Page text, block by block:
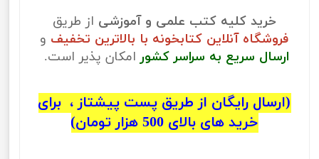
خرید کلیه کتب علمی و آموزشی از طریق
فروشگاه آنلاین کتابخونه با بالاترین تخفیف و
ارسال سریع به سراسر کشور امکان پذیر است.
(ارسال رایگان از طریق پست پیشتاز ، برای
خرید های بالای 500 هزار تومان)